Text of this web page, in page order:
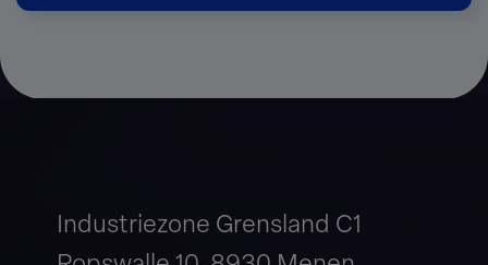
Industriezone Grensland C1